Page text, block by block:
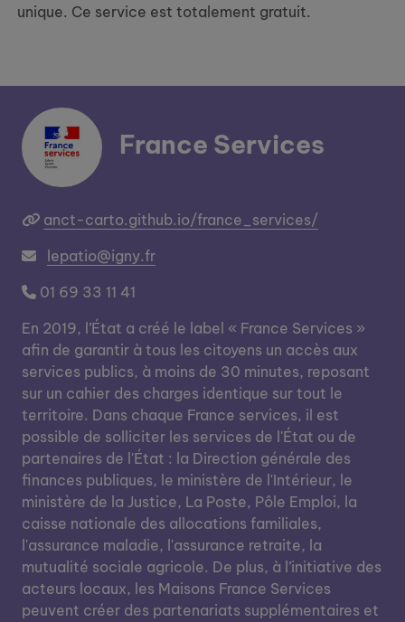
unique. Ce service est totalement gratuit.
France Services
anct-carto.github.io/france_services/
lepatio@igny.fr
01 69 33 11 41
En 2019, l’État a créé le label « France Services »
afin de garantir à tous les citoyens un accès aux
services publics, à moins de 30 minutes, reposant
sur un cahier des charges identique sur tout le
territoire. Dans chaque France services, il est
possible de solliciter les services de l'État ou de
partenaires de l'État : la Direction générale des
finances publiques, le ministère de l'Intérieur, le
ministère de la Justice, La Poste, Pôle Emploi, la
caisse nationale des allocations familiales,
l'assurance maladie, l'assurance retraite, la
mutualité sociale agricole. De plus, à l’initiative des
acteurs locaux, les Maisons France Services
peuvent créer des partenariats supplémentaires et